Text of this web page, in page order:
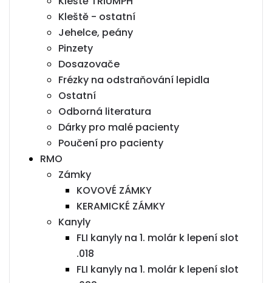
Kleště - ostatní
Jehelce, peány
Pinzety
Dosazovače
Frézky na odstraňování lepidla
Ostatní
Odborná literatura
Dárky pro malé pacienty
Poučení pro pacienty
RMO
Zámky
KOVOVÉ ZÁMKY
KERAMICKÉ ZÁMKY
Kanyly
FLI kanyly na 1. molár k lepení slot
.018
FLI kanyly na 1. molár k lepení slot